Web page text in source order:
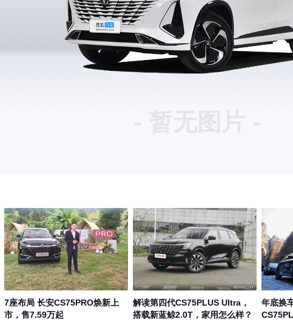
7座布局 长安CS75PRO焕新上
市，售7.59万起
解读第四代CS75PLUS UItra，
搭载新蓝鲸2.0T，家用怎么样？
年底换